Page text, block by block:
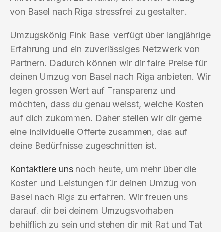
von Basel nach Riga stressfrei zu gestalten.
Umzugskönig Fink Basel verfügt über langjährige
Erfahrung und ein zuverlässiges Netzwerk von
Partnern. Dadurch können wir dir faire Preise für
deinen Umzug von Basel nach Riga anbieten. Wir
legen grossen Wert auf Transparenz und
möchten, dass du genau weisst, welche Kosten
auf dich zukommen. Daher stellen wir dir gerne
eine individuelle Offerte zusammen, das auf
deine Bedürfnisse zugeschnitten ist.
Kontaktiere uns noch heute, um mehr über die
Kosten und Leistungen für deinen Umzug von
Basel nach Riga zu erfahren. Wir freuen uns
darauf, dir bei deinem Umzugsvorhaben
behilflich zu sein und stehen dir mit Rat und Tat